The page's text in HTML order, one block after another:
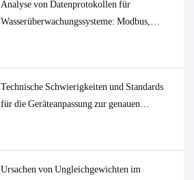
Analyse von Datenprotokollen für
Wasserüberwachungssysteme: Modbus,
Technische Schwierigkeiten und Standards
für die Geräteanpassung zur genauen
Ursachen von Ungleichgewichten im